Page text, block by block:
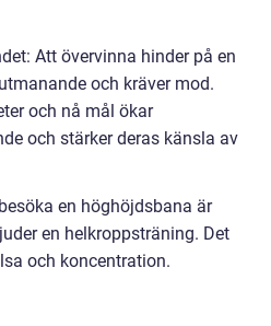
Att övervinna hinder på en
och kräver mod.
och nå mål ökar
och stärker deras känsla av
en höghöjdsbana är
en helkroppsträning. Det
och koncentration.